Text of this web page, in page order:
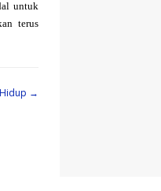
untuk
terus
→